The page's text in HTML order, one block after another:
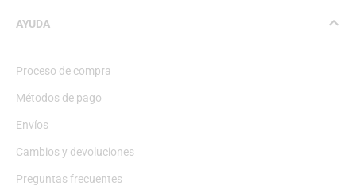
AYUDA
Proceso de compra
Métodos de pago
Envíos
Cambios y devoluciones
Preguntas frecuentes